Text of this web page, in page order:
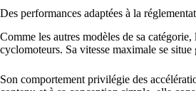
Des performances adaptées à la
Comme les autres modèles de sa
cyclomoteurs. Sa vitesse maximale se
Son comportement privilégie des